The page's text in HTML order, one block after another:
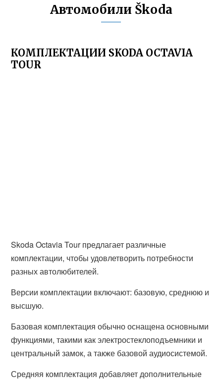
Автомобили Škoda
КОМПЛЕКТАЦИИ SKODA OCTAVIA
TOUR
Skoda Octavia Tour предлагает различные
комплектации, чтобы удовлетворить потребности
разных автолюбителей.
Версии комплектации включают: базовую, среднюю и
высшую.
Базовая комплектация обычно оснащена основными
функциями, такими как электростеклоподъемники и
центральный замок, а также базовой аудиосистемой.
Средняя комплектация добавляет дополнительные